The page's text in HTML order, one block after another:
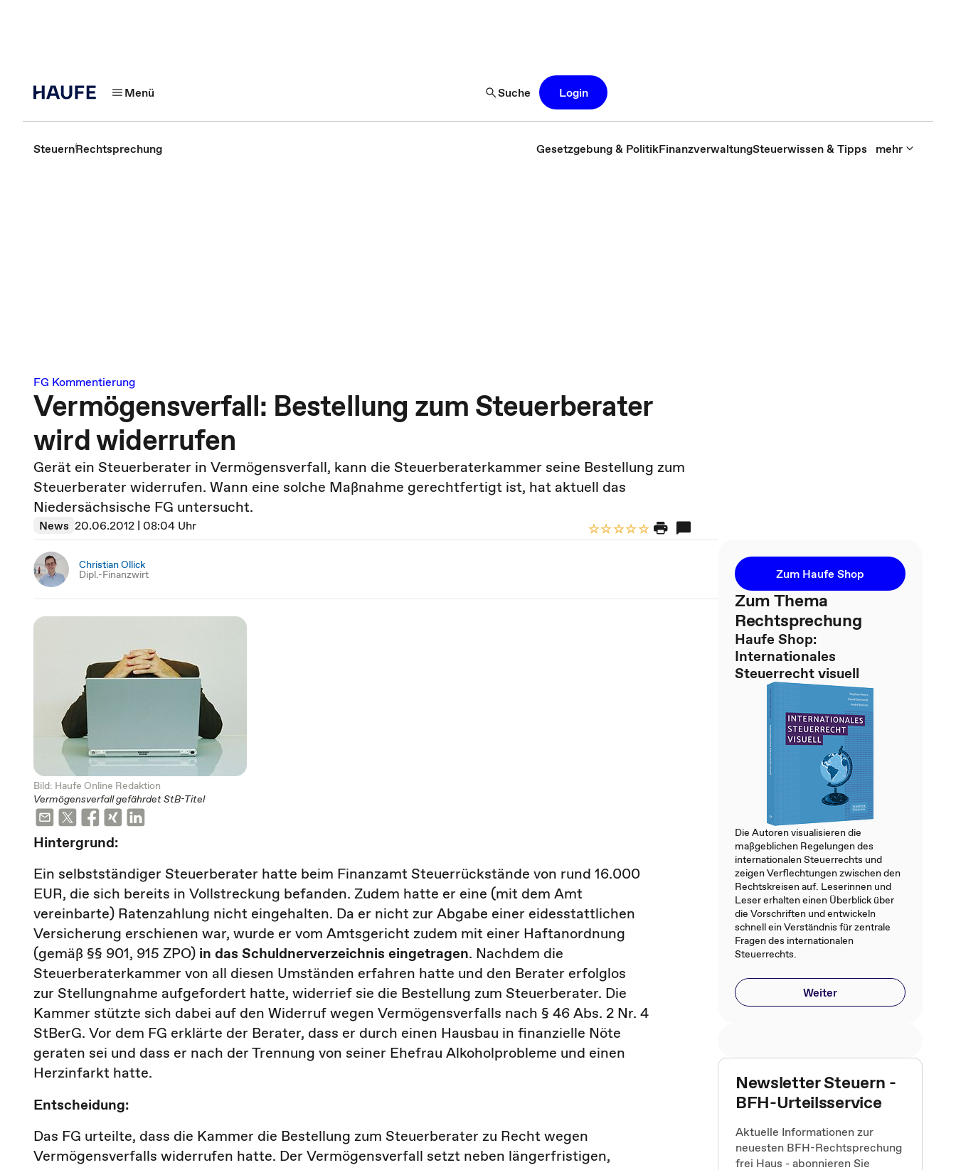
Menü Suche Login
SteuernRechtsprechung Gesetzgebung & PolitikFinanzverwaltungSteuerwissen & Tipps mehr
FG Kommentierung
Vermögensverfall: Bestellung zum Steuerberater
wird widerrufen
Gerät ein Steuerberater in Vermögensverfall, kann die Steuerberaterkammer seine Bestellung zum
Steuerberater widerrufen. Wann eine solche Maßnahme gerechtfertigt ist, hat aktuell das
Niedersächsische FG untersucht.
News 20.06.2012 | 08:04 Uhr
Christian Ollick
Dipl.-Finanzwirt
Bild: Haufe Online Redaktion
Vermögensverfall gefährdet StB-Titel
Hintergrund:
Ein selbstständiger Steuerberater hatte beim Finanzamt Steuerrückstände von rund 16.000
EUR, die sich bereits in Vollstreckung befanden. Zudem hatte er eine (mit dem Amt
vereinbarte) Ratenzahlung nicht eingehalten. Da er nicht zur Abgabe einer eidesstattlichen
Versicherung erschienen war, wurde er vom Amtsgericht zudem mit einer Haftanordnung
(gemäß §§ 901, 915 ZPO) in das Schuldnerverzeichnis eingetragen. Nachdem die
Steuerberaterkammer von all diesen Umständen erfahren hatte und den Berater erfolglos
zur Stellungnahme aufgefordert hatte, widerrief sie die Bestellung zum Steuerberater. Die
Kammer stützte sich dabei auf den Widerruf wegen Vermögensverfalls nach § 46 Abs. 2 Nr. 4
StBerG. Vor dem FG erklärte der Berater, dass er durch einen Hausbau in finanzielle Nöte
geraten sei und dass er nach der Trennung von seiner Ehefrau Alkoholprobleme und einen
Herzinfarkt hatte.
Entscheidung:
Das FG urteilte, dass die Kammer die Bestellung zum Steuerberater zu Recht wegen
Vermögensverfalls widerrufen hatte. Der Vermögensverfall setzt neben längerfristigen,
Zum Haufe Shop
Zum Thema
Rechtsprechung
Haufe Shop:
Internationales
Steuerrecht visuell
Die Autoren visualisieren die
maßgeblichen Regelungen des
internationalen Steuerrechts und
zeigen Verflechtungen zwischen den
Rechtskreisen auf. Leserinnen und
Leser erhalten einen Überblick über
die Vorschriften und entwickeln
schnell ein Verständnis für zentrale
Fragen des internationalen
Steuerrechts.
Weiter
Newsletter Steuern -
BFH-Urteilsservice
Aktuelle Informationen zur
neuesten BFH-Rechtsprechung
frei Haus - abonnieren Sie